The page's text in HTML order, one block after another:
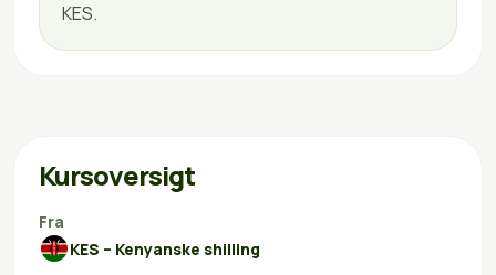
KES.
Kursoversigt
Fra
KES – Kenyanske shilling